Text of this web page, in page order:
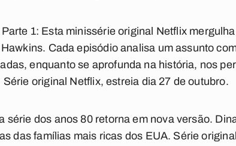
1: Esta minissérie original Netflix
Cada episódio analisa um assunto
enquanto se aprofunda na história, nos
original Netflix, estreia dia 27 de outubro.
série dos anos 80 retorna em nova versão.
das famílias mais ricas dos EUA. Série